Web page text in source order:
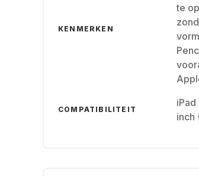
KENMERKEN
te
COMPATIBILITEIT
iPad
inch